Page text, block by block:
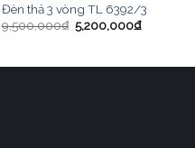
Đèn thả 3 vòng TL 6392/3
9,500,000₫ 5,200,000₫